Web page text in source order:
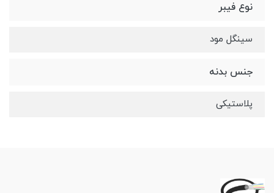
نوع فیبر
سینگل مود
جنس بدنه
پلاستیکی